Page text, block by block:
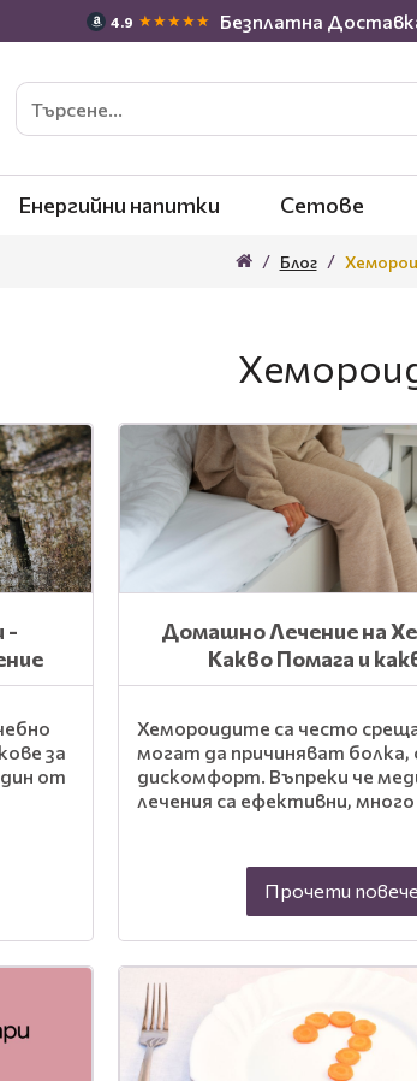
4.9 ★★★★★ Безплатна
Енергийни напитки Сетове
Блог
-
за
от
Домашно Лечение на
Какво Помага и
Хемороидите са често
могат да причиняват болка,
дискомфорт. Въпреки че
лечения са ефективни,
Прочети повече